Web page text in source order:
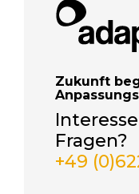
Zukunft
Fragen?
+49